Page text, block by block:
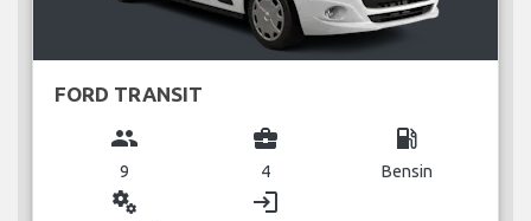
FORD TRANSIT
group
9
business_center
4
local_gas_station
Bensin
miscellaneous_services login